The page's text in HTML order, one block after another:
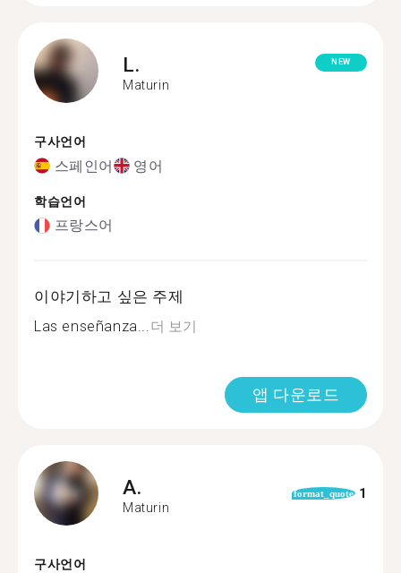
L.
Maturin
NEW
구사언어
스페인어 영어
학습언어
프랑스어
이야기하고 싶은 주제
Las enseñanza...더 보기
앱 다운로드
A.
Maturin
format_quote 1
구사언어